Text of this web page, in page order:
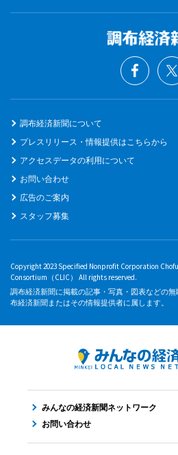
調布経済新聞について
プレスリリース・情報提供はこちらから
アクセスデータの利用について
お問い合わせ
広告のご案内
スタッフ募集
Copyright 2023 Specified Nonprofit Corporation
Consortium（CLIC） All rights reserved.
調布経済新聞に掲載の記事・写真・図表などの
布経済新聞またはその情報提供者に属します。
みんなの経済新聞ネットワーク
お問い合わせ